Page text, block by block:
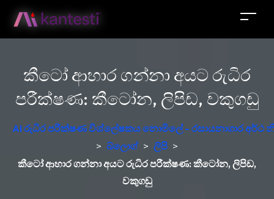
කීටෝ ආහාර ගන්නා අයට රුධිර
පරීක්ෂණ: කීටෝන, ලිපිඩ, වකුගඩු
AI රුධිර පරීක්ෂණ විශ්ලේෂකය නොමිලේ - රසායනාගාර අර්ථ
> බ්ලොග් > ලිපි >
කීටෝ ආහාර ගන්නා අයට රුධිර පරීක්ෂණ: කීටෝන, ලිපිඩ,
වකුගඩු